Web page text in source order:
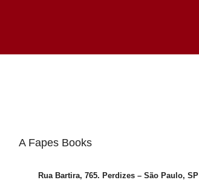
A Fapes Books
Rua Bartira, 765. Perdizes – São Paulo, SP